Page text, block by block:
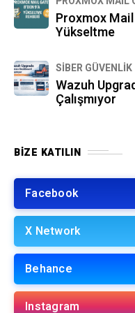
Proxmox Mail
Yükseltme
SIBER GÜVENLIK
Wazuh
Çalışmıyor
BIZE KATILIN
Facebook
X Network
Behance
Instagram